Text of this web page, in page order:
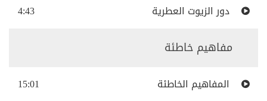
4:43 دور الزيوت العطرية
مفاهيم خاطئة
15:01 المفاهيم الخاطئة